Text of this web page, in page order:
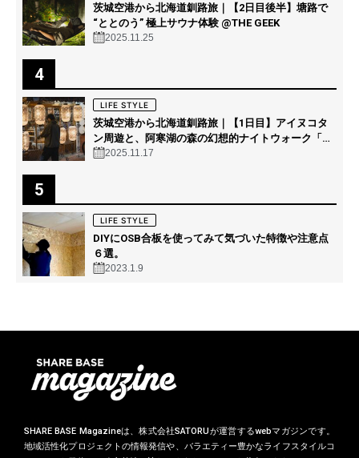
茨城空港から北海道釧路旅｜【2日目後半】塘路で
“ととのう” 極上サウナ体験 @THE GEEK
2025.11.25
4
LIFE STYLE
茨城空港から北海道釧路旅｜【1日目】アイヌコタ
ン周遊と、阿寒湖の森の幻想的ナイトウォーク「カ
ムイルミナ」を体験！
2025.11.17
5
LIFE STYLE
DIYにOSB合板を使ってみて気づいた特徴や注意点
６選。
2023.1.9
SHARE BASE Magazineは、株式会社SATORUが運営するwebマガジンです。
地域活性化プロジェクトの情報発信や、バラエティー豊かなライフスタイルコ